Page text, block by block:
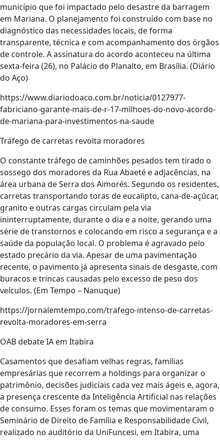
município que foi impactado pelo desastre da barragem
em Mariana. O planejamento foi construído com base no
diagnóstico das necessidades locais, de forma
transparente, técnica e com acompanhamento dos órgãos
de controle. A assinatura do acordo aconteceu na última
sexta-feira (26), no Palácio do Planalto, em Brasília. (Diário
do Aço)
https://www.diariodoaco.com.br/noticia/0127977-
fabriciano-garante-mais-de-r-17-milhoes-do-novo-acordo-
de-mariana-para-investimentos-na-saude
Tráfego de carretas revolta moradores
O constante tráfego de caminhões pesados tem tirado o
sossego dos moradores da Rua Abaeté e adjacências, na
área urbana de Serra dos Aimorés. Segundo os residentes,
carretas transportando toras de eucalipto, cana-de-açúcar,
granito e outras cargas circulam pela via
ininterruptamente, durante o dia e a noite, gerando uma
série de transtornos e colocando em risco a segurança e a
saúde da população local. O problema é agravado pelo
estado precário da via. Apesar de uma pavimentação
recente, o pavimento já apresenta sinais de desgaste, com
buracos e trincas causadas pelo excesso de peso dos
veículos. (Em Tempo – Nanuque)
https://jornalemtempo.com/trafego-intenso-de-carretas-
revolta-moradores-em-serra
OAB debate IA em Itabira
Casamentos que desafiam velhas regras, famílias
empresárias que recorrem a holdings para organizar o
patrimônio, decisões judiciais cada vez mais ágeis e, agora,
a presença crescente da Inteligência Artificial nas relações
de consumo. Esses foram os temas que movimentaram o
Seminário de Direito de Família e Responsabilidade Civil,
realizado no auditório da UniFuncesi, em Itabira, uma